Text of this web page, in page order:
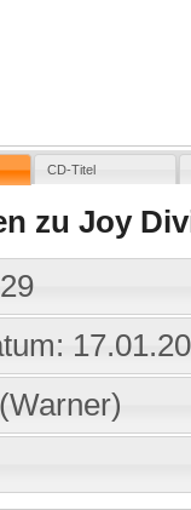
CD-Titel
zu Joy